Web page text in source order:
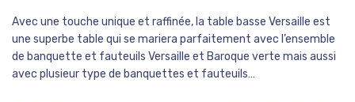
Avec une touche unique et raffinée, la table basse Versaille est
une superbe table qui se mariera parfaitement avec l’ensemble
de banquette et fauteuils Versaille et Baroque verte mais aussi
avec plusieur type de banquettes et fauteuils…